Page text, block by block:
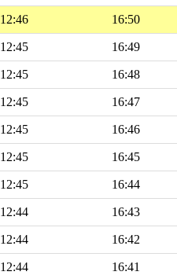
12:46 16:50
12:45 16:49
12:45 16:48
12:45 16:47
12:45 16:46
12:45 16:45
12:45 16:44
12:44 16:43
12:44 16:42
12:44 16:41